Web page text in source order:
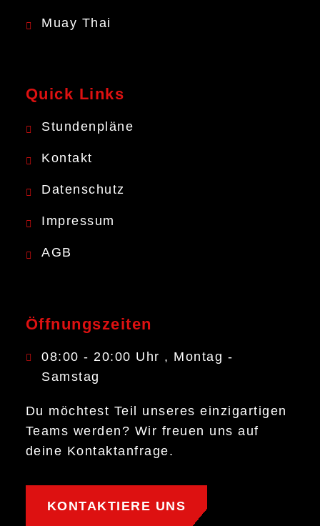
Muay Thai
Quick Links
Stundenpläne
Kontakt
Datenschutz
Impressum
AGB
Öffnungszeiten
08:00 - 20:00 Uhr , Montag -
Samstag
Du möchtest Teil unseres einzigartigen
Teams werden? Wir freuen uns auf
deine Kontaktanfrage.
KONTAKTIERE UNS